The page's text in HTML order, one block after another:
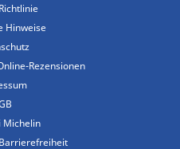
Hinweise
Rezensionen
Michelin